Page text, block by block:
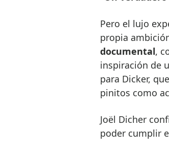
Pero el lujo
propia
documental,
inspiración de
para Dicker,
pinitos como
Joël Dicher
poder cumplir